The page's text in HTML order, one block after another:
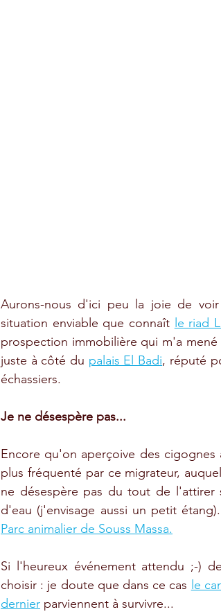
Aurons-nous d'ici peu la joie de
situation enviable que connaît le riad
prospection immobilière qui m'a mené
juste à côté du palais El Badi, réputé
échassiers.
Je ne désespère pas...
Encore qu'on aperçoive des
plus fréquenté par ce migrateur,
ne désespère pas du tout de l'attirer
Parc animalier de Souss Massa.
Si l'heureux événement attendu ;-)
choisir : je doute que dans ce cas le
dernier parviennent à survivre...